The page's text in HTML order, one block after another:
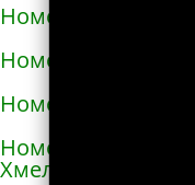
Номера
Номера
Номера
Номера
Хмельницком